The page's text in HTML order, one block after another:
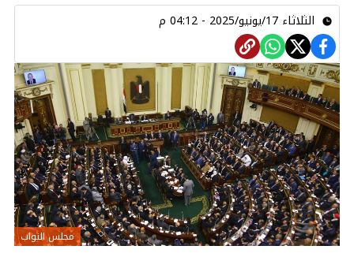
الثلاثاء 17/يونيو/2025 - 04:12 م
مجلس النواب